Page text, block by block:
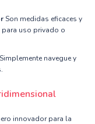
Son medidas eficaces y
uso privado o
navegue y
innovador para la